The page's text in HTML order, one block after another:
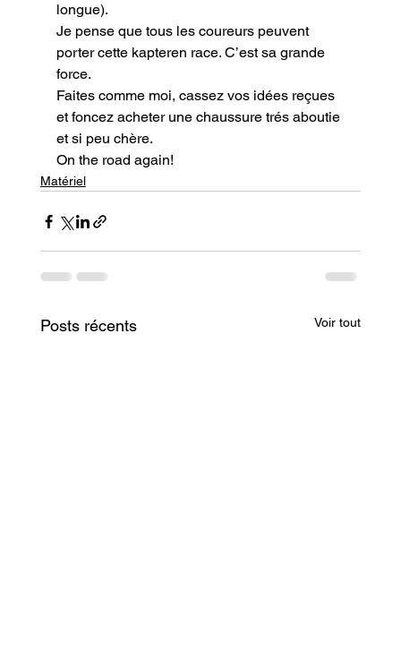
longue).
Je pense que tous les coureurs peuvent
porter cette kapteren race. C’est sa grande
force.
Faites comme moi, cassez vos idées reçues
et foncez acheter une chaussure trés aboutie
et si peu chère.
On the road again!
Matériel
Posts récents Voir tout